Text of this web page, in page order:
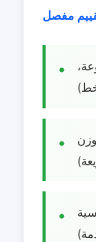
الوزن